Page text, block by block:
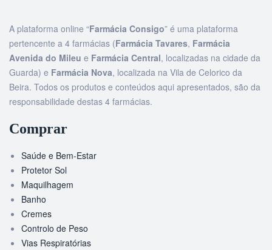
A plataforma online “Farmácia Consigo” é uma plataforma
pertencente a 4 farmácias (Farmácia Tavares, Farmácia
Avenida do Mileu e Farmácia Central, localizadas na cidade da
Guarda) e Farmácia Nova, localizada na Vila de Celorico da
Beira. Todos os produtos e conteúdos aqui apresentados, são da
responsabilidade destas 4 farmácias.
Comprar
Saúde e Bem-Estar
Protetor Sol
Maquilhagem
Banho
Cremes
Controlo de Peso
Vias Respiratórias